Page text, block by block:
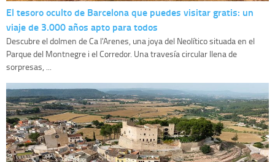
El tesoro oculto de Barcelona que puedes visitar gratis: un
viaje de 3.000 años apto para todos
Descubre el dolmen de Ca l'Arenes, una joya del Neolítico situada en el
Parque del Montnegre i el Corredor. Una travesía circular llena de
sorpresas, ...